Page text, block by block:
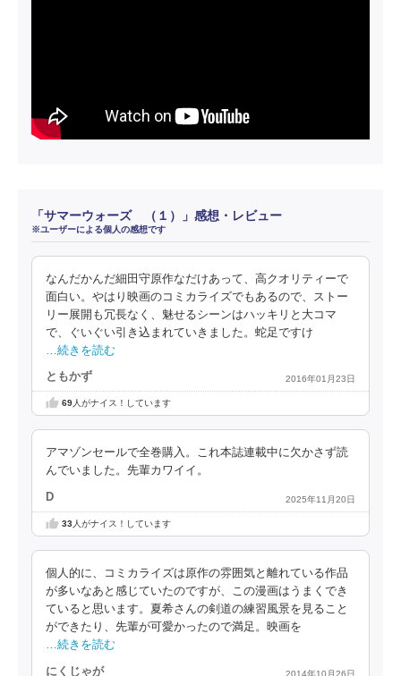
「サマーウォーズ （１）」感想・レビュー
※ユーザーによる個人の感想です
なんだかんだ細田守原作なだけあって、高クオリティーで
面白い。やはり映画のコミカライズでもあるので、ストー
リー展開も冗長なく、魅せるシーンはハッキリと大コマ
で、ぐいぐい引き込まれていきました。蛇足ですけ
…続きを読む
ともかず 2016年01月23日
69人がナイス！しています
アマゾンセールで全巻購入。これ本誌連載中に欠かさず読
んでいました。先輩カワイイ。
D 2025年11月20日
33人がナイス！しています
個人的に、コミカライズは原作の雰囲気と離れている作品
が多いなあと感じていたのですが、この漫画はうまくでき
ていると思います。夏希さんの剣道の練習風景を見ること
ができたり、先輩が可愛かったので満足。映画を
…続きを読む
にくじゃが 2014年10月26日